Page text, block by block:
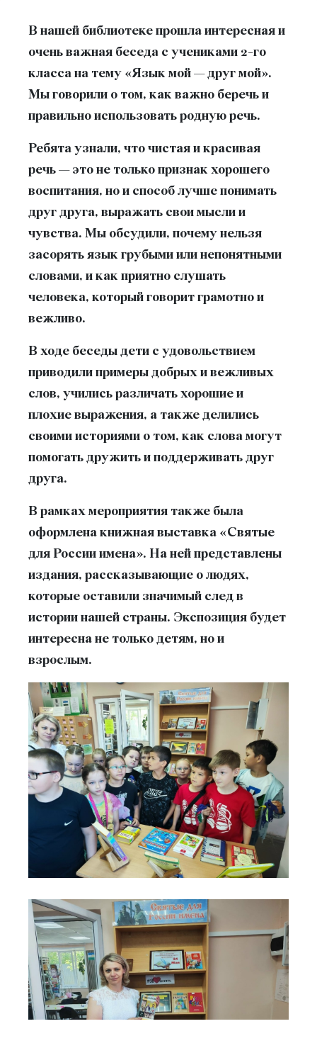
В нашей библиотеке прошла интересная и
очень важная беседа с учениками 2-го
класса на тему «Язык мой — друг мой».
Мы говорили о том, как важно беречь и
правильно использовать родную речь.
Ребята узнали, что чистая и красивая
речь — это не только признак хорошего
воспитания, но и способ лучше понимать
друг друга, выражать свои мысли и
чувства. Мы обсудили, почему нельзя
засорять язык грубыми или непонятными
словами, и как приятно слушать
человека, который говорит грамотно и
вежливо.
В ходе беседы дети с удовольствием
приводили примеры добрых и вежливых
слов, учились различать хорошие и
плохие выражения, а также делились
своими историями о том, как слова могут
помогать дружить и поддерживать друг
друга.
В рамках мероприятия также была
оформлена книжная выставка «Святые
для России имена». На ней представлены
издания, рассказывающие о людях,
которые оставили значимый след в
истории нашей страны. Экспозиция будет
интересна не только детям, но и
взрослым.